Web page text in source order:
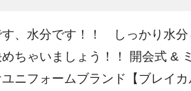
す、水分です！！ しっかり水分
ちゃいましょう！！ 開会式 &
ニフォームブランド【ブレイ